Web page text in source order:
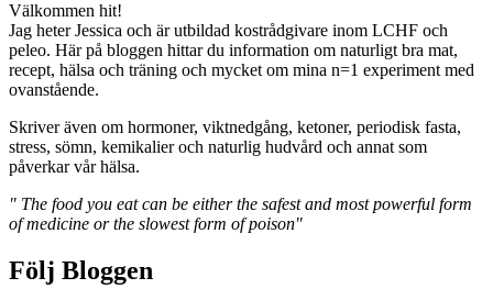
Välkommen hit!
Jag heter Jessica och är utbildad kostrådgivare inom LCHF och
peleo. Här på bloggen hittar du information om naturligt bra mat,
recept, hälsa och träning och mycket om mina n=1 experiment med
ovanstående.
Skriver även om hormoner, viktnedgång, ketoner, periodisk fasta,
stress, sömn, kemikalier och naturlig hudvård och annat som
påverkar vår hälsa.
" The food you eat can be either the safest and most powerful form
of medicine or the slowest form of poison"
Följ Bloggen